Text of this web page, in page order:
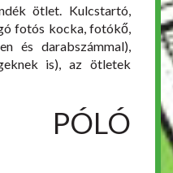
ötlet. Kulcstartó,
fotós kocka, fotókő,
és darabszámmal),
is), az ötletek
PÓLÓ